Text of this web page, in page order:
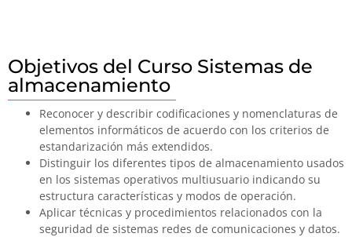
Objetivos del Curso Sistemas de
almacenamiento
Reconocer y describir codificaciones y nomenclaturas de
elementos informáticos de acuerdo con los criterios de
estandarización más extendidos.
Distinguir los diferentes tipos de almacenamiento usados
en los sistemas operativos multiusuario indicando su
estructura características y modos de operación.
Aplicar técnicas y procedimientos relacionados con la
seguridad de sistemas redes de comunicaciones y datos.